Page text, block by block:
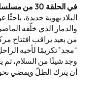
في الحلقة 30 من مسلسل “آسر”
البلاد بهوية جديدة،
والدمار الذي خلّفه
من بعيد يراقب افتتاح
“مجد” تكريمًا لأخيه
وجد شيئًا من السلام، ثم
أن يترك الظلّ ويمضي